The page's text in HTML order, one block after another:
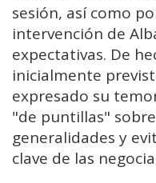
sesión, así como
intervención de
expectativas. De
inicialmente
expresado su
"de puntillas"
generalidades y
clave de las